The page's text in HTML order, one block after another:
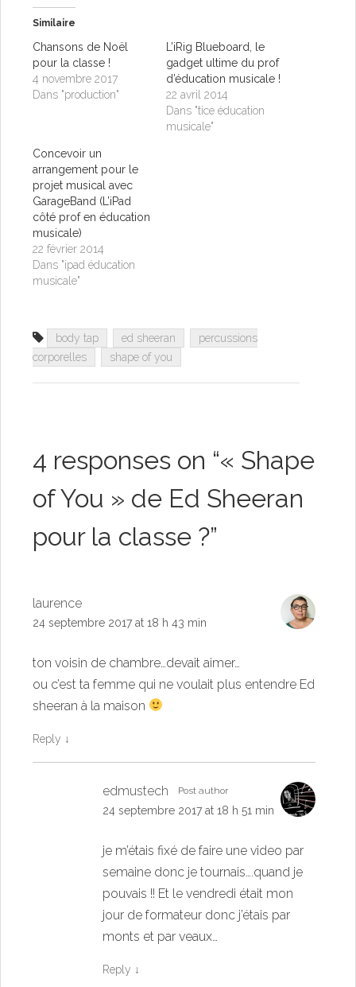
Similaire
Chansons de Noël
pour la classe !
4 novembre 2017
Dans "production"
L’iRig Blueboard, le
gadget ultime du prof
d’éducation musicale !
22 avril 2014
Dans "tice éducation
musicale"
Concevoir un
arrangement pour le
projet musical avec
GarageBand (L’iPad
côté prof en éducation
musicale)
22 février 2014
Dans "ipad éducation
musicale"
body tap ed sheeran
percussions
corporelles
shape of you
4 responses on “« Shape
of You » de Ed Sheeran
pour la classe ?”
laurence
24 septembre 2017 at 18 h 43 min
ton voisin de chambre…devait aimer…
ou c’est ta femme qui ne voulait plus entendre Ed
sheeran à la maison
Reply ↓
edmustech Post author
24 septembre 2017 at 18 h 51 min
je m’étais fixé de faire une video par
semaine donc je tournais….quand je
pouvais !! Et le vendredi était mon
jour de formateur donc j’étais par
monts et par veaux…
Reply ↓